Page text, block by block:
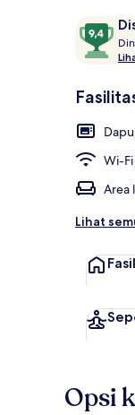
Ulasan 9,4
10,
Wi-
Area
Lihat
Opsi